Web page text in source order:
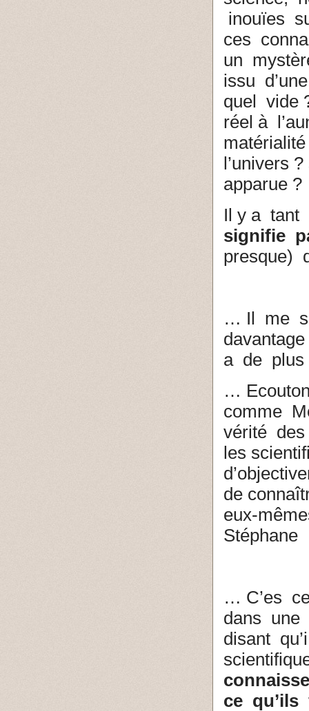
inouïes
ces
un
issu
quel vide
réel à
l’univers
apparue
Il y a tant
signifie
presque)
… Il me
a de plus
…
comme
vérité des
les
de
eux-
Stéphane
… C’es
dans une
disant
ce qu’ils